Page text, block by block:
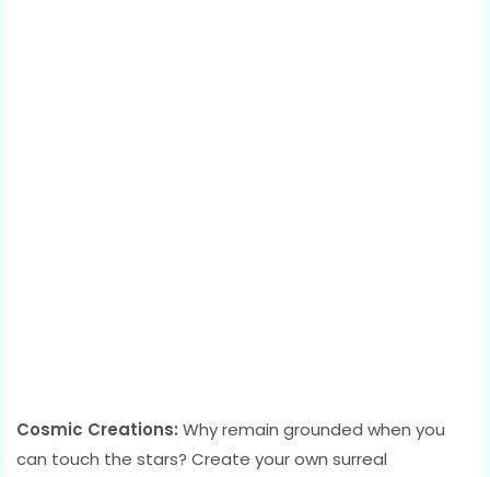
Cosmic Creations: Why remain grounded when you
can touch the stars? Create your own surreal